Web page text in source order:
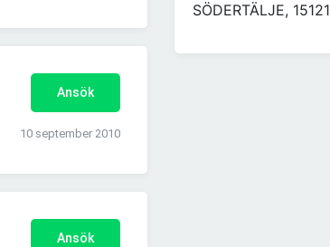
Ansök
10 september 2010
Ansök
SÖDERTÄLJE, 15121